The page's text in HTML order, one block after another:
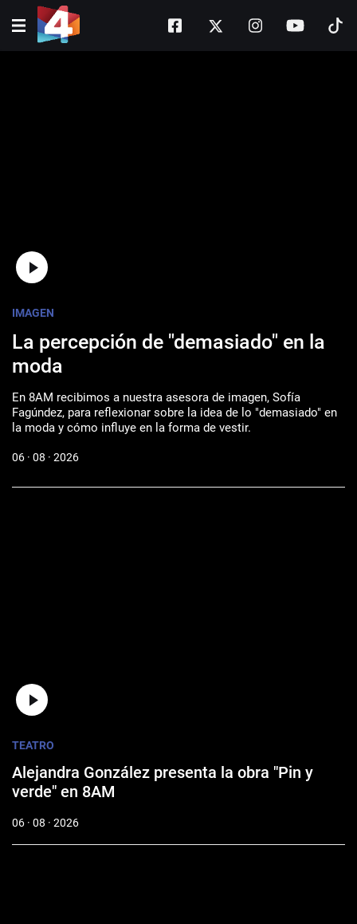
imagen, Sofía Fagúndez, para reflexionar
sobre la idea de lo "demasiado" en la moda y
cómo influye en la forma de vestir.
IMAGEN
La percepción de "demasiado" en la
moda
En 8AM recibimos a nuestra asesora de imagen, Sofía
Fagúndez, para reflexionar sobre la idea de lo "demasiado" en
la moda y cómo influye en la forma de vestir.
06 · 08 · 2026
TEATRO
Alejandra González presenta la obra "Pin y
verde" en 8AM
06 · 08 · 2026